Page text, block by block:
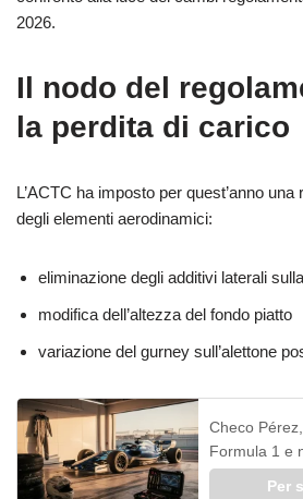
2026.
Il nodo del
la perdita di carico
L’ACTC ha imposto per quest’anno
degli elementi aerodinamici:
eliminazione degli additivi laterali
modifica dell’altezza del fondo piatto
variazione del gurney sull’alettone
Checo
Formula 1 e
Per